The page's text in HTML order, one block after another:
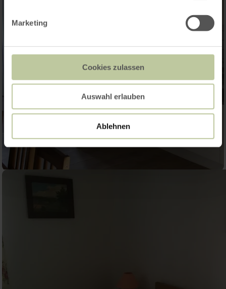
Marketing
Cookies zulassen
Auswahl erlauben
Ablehnen